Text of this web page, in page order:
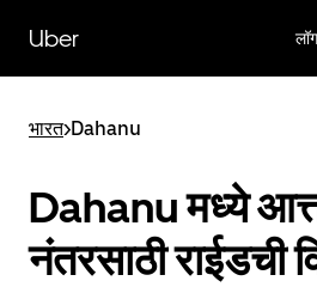
सामग्रीवरUber
भारत>Dahanu
Dahanu मध्ये
नंतरसाठी राईडची